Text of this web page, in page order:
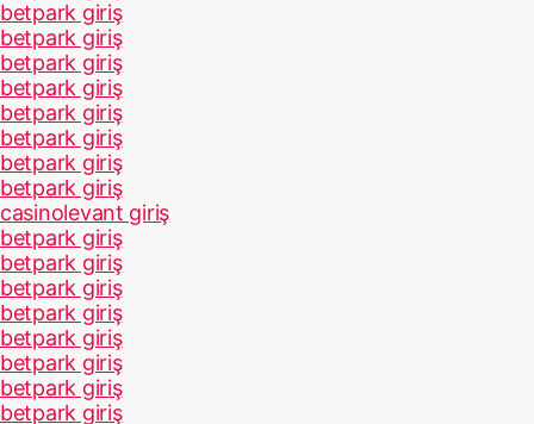
betpark giriş
betpark giriş
betpark giriş
betpark giriş
betpark giriş
betpark giriş
betpark giriş
betpark giriş
casinolevant giriş
betpark giriş
betpark giriş
betpark giriş
betpark giriş
betpark giriş
betpark giriş
betpark giriş
betpark giriş